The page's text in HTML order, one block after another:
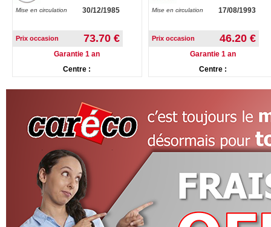
Mise en circulation 30/12/1985
Prix occasion 73.70 €
Garantie 1 an
Centre :
Mise en circulation 17/08/1993
Prix occasion 46.20 €
Garantie 1 an
Centre :